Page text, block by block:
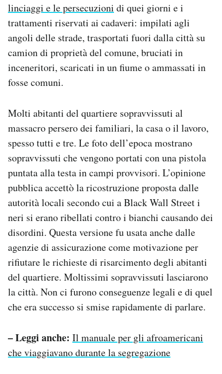
linciaggi e le persecuzioni di quei giorni e i
trattamenti riservati ai cadaveri: impilati agli
angoli delle strade, trasportati fuori dalla città su
camion di proprietà del comune, bruciati in
inceneritori, scaricati in un fiume o ammassati in
fosse comuni.
Molti abitanti del quartiere sopravvissuti al
massacro persero dei familiari, la casa o il lavoro,
spesso tutti e tre. Le foto dell’epoca mostrano
sopravvissuti che vengono portati con una pistola
puntata alla testa in campi provvisori. L’opinione
pubblica accettò la ricostruzione proposta dalle
autorità locali secondo cui a Black Wall Street i
neri si erano ribellati contro i bianchi causando dei
disordini. Questa versione fu usata anche dalle
agenzie di assicurazione come motivazione per
rifiutare le richieste di risarcimento degli abitanti
del quartiere. Moltissimi sopravvissuti lasciarono
la città. Non ci furono conseguenze legali e di quel
che era successo si smise rapidamente di parlare.
– Leggi anche: Il manuale per gli afroamericani
che viaggiavano durante la segregazione